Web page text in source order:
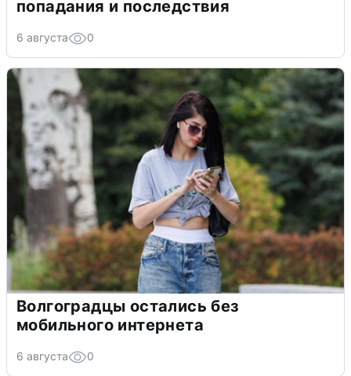
попадания и последствия
6 августа 0
Волгоградцы остались без
мобильного интернета
6 августа 0